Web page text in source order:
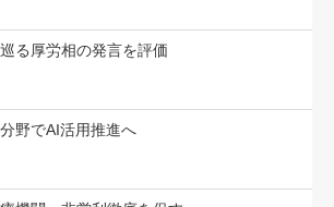
る厚労相の発言を評価
野でAI活用推進へ